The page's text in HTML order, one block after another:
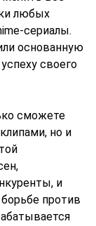
любых
сериалы.
основанную
своего
сможете
но и
и
против